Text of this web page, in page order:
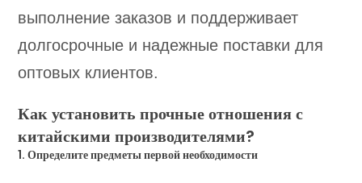
выполнение заказов и поддерживает
долгосрочные и надежные поставки для
оптовых клиентов.
Как установить прочные отношения с
китайскими производителями?
1. Определите предметы первой необходимости